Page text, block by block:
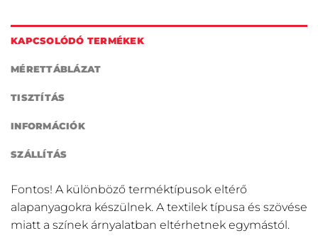
KAPCSOLÓDÓ TERMÉKEK
MÉRETTÁBLÁZAT
TISZTÍTÁS
INFORMÁCIÓK
SZÁLLÍTÁS
Fontos! A különböző terméktípusok eltérő
alapanyagokra készülnek. A textilek típusa és szövése
miatt a színek árnyalatban eltérhetnek egymástól.